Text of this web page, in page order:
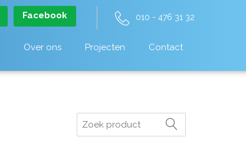
Facebook 010 - 476 31 32
Over ons Projecten Contact
Zoeken